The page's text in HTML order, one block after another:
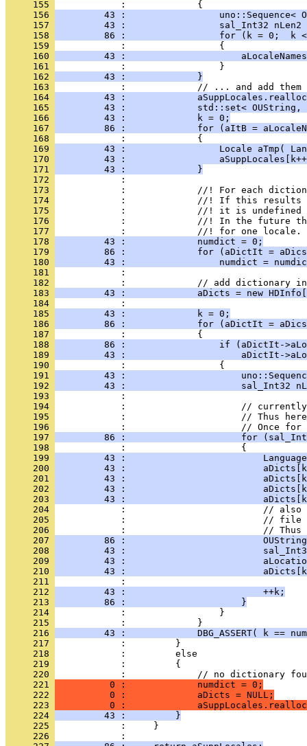
     155
     156
43 :                 uno::Sequence<
     157
43 :                 sal_Int32 nLen2
     158
86 :                 for (k = 0;  k
     159
     160
43 :
     161
     162
         43 :             }
     163
     164
43 :
     165
43 :             std::set<
     166
         43 :             k = 0;
     167
86 :             for (aItB =
     168
     169
43 :                 Locale aTmp(
     170
43 :
     171
         43 :             }
     172
     173
     174
     175
     176
     177
     178
         43 :             numdict = 0;
     179
86 :             for (aDictIt =
     180
43 :                 numdict =
     181
     182
     183
43 :             aDicts = new
     184
     185
         43 :             k = 0;
     186
86 :             for (aDictIt =
     187
     188
86 :                 if (aDictIt-
     189
43 :                     aDictIt-
     190
     191
43 :
     192
43 :                     sal_Int32
     193
     194
     195
     196
     197
86 :                     for
     198
     199
43 :
     200
43 :
     201
43 :
     202
43 :
     203
43 :
     204
     205
     206
     207
86 :
     208
43 :
     209
43 :
     210
43 :
     211
     212
         43 :                         ++k;
     213
         86 :                     }
     214
     215
     216
43 :             DBG_ASSERT( k ==
     217
     218
     219
     220
     221
          0 :             numdict = 0;
     222
          0 :             aDicts = NULL;
     223
0 :
     224
         43 :         }
     225
     226